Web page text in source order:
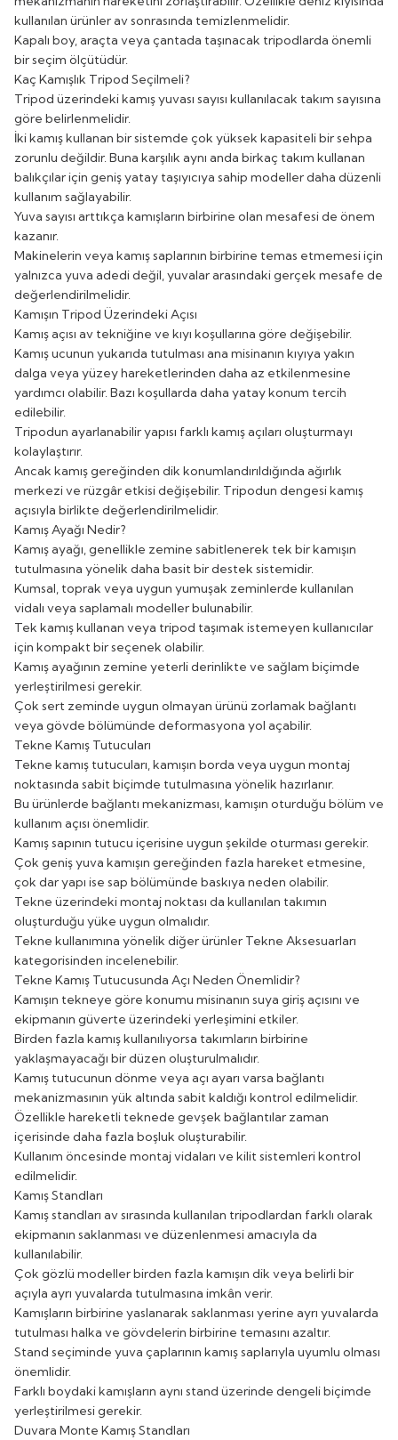
kullanılan ürünler av sonrasında temizlenmelidir.
Kapalı boy, araçta veya çantada taşınacak tripodlarda önemli
bir seçim ölçütüdür.
Kaç Kamışlık Tripod Seçilmeli?
Tripod üzerindeki kamış yuvası sayısı kullanılacak takım sayısına
göre belirlenmelidir.
İki kamış kullanan bir sistemde çok yüksek kapasiteli bir sehpa
zorunlu değildir. Buna karşılık aynı anda birkaç takım kullanan
balıkçılar için geniş yatay taşıyıcıya sahip modeller daha düzenli
kullanım sağlayabilir.
Yuva sayısı arttıkça kamışların birbirine olan mesafesi de önem
kazanır.
Makinelerin veya kamış saplarının birbirine temas etmemesi için
yalnızca yuva adedi değil, yuvalar arasındaki gerçek mesafe de
değerlendirilmelidir.
Kamışın Tripod Üzerindeki Açısı
Kamış açısı av tekniğine ve kıyı koşullarına göre değişebilir.
Kamış ucunun yukarıda tutulması ana misinanın kıyıya yakın
dalga veya yüzey hareketlerinden daha az etkilenmesine
yardımcı olabilir. Bazı koşullarda daha yatay konum tercih
edilebilir.
Tripodun ayarlanabilir yapısı farklı kamış açıları oluşturmayı
kolaylaştırır.
Ancak kamış gereğinden dik konumlandırıldığında ağırlık
merkezi ve rüzgâr etkisi değişebilir. Tripodun dengesi kamış
açısıyla birlikte değerlendirilmelidir.
Kamış Ayağı Nedir?
Kamış ayağı, genellikle zemine sabitlenerek tek bir kamışın
tutulmasına yönelik daha basit bir destek sistemidir.
Kumsal, toprak veya uygun yumuşak zeminlerde kullanılan
vidalı veya saplamalı modeller bulunabilir.
Tek kamış kullanan veya tripod taşımak istemeyen kullanıcılar
için kompakt bir seçenek olabilir.
Kamış ayağının zemine yeterli derinlikte ve sağlam biçimde
yerleştirilmesi gerekir.
Çok sert zeminde uygun olmayan ürünü zorlamak bağlantı
veya gövde bölümünde deformasyona yol açabilir.
Tekne Kamış Tutucuları
Tekne kamış tutucuları, kamışın borda veya uygun montaj
noktasında sabit biçimde tutulmasına yönelik hazırlanır.
Bu ürünlerde bağlantı mekanizması, kamışın oturduğu bölüm ve
kullanım açısı önemlidir.
Kamış sapının tutucu içerisine uygun şekilde oturması gerekir.
Çok geniş yuva kamışın gereğinden fazla hareket etmesine,
çok dar yapı ise sap bölümünde baskıya neden olabilir.
Tekne üzerindeki montaj noktası da kullanılan takımın
oluşturduğu yüke uygun olmalıdır.
Tekne kullanımına yönelik diğer ürünler Tekne Aksesuarları
kategorisinden incelenebilir.
Tekne Kamış Tutucusunda Açı Neden Önemlidir?
Kamışın tekneye göre konumu misinanın suya giriş açısını ve
ekipmanın güverte üzerindeki yerleşimini etkiler.
Birden fazla kamış kullanılıyorsa takımların birbirine
yaklaşmayacağı bir düzen oluşturulmalıdır.
Kamış tutucunun dönme veya açı ayarı varsa bağlantı
mekanizmasının yük altında sabit kaldığı kontrol edilmelidir.
Özellikle hareketli teknede gevşek bağlantılar zaman
içerisinde daha fazla boşluk oluşturabilir.
Kullanım öncesinde montaj vidaları ve kilit sistemleri kontrol
edilmelidir.
Kamış Standları
Kamış standları av sırasında kullanılan tripodlardan farklı olarak
ekipmanın saklanması ve düzenlenmesi amacıyla da
kullanılabilir.
Çok gözlü modeller birden fazla kamışın dik veya belirli bir
açıyla ayrı yuvalarda tutulmasına imkân verir.
Kamışların birbirine yaslanarak saklanması yerine ayrı yuvalarda
tutulması halka ve gövdelerin birbirine temasını azaltır.
Stand seçiminde yuva çaplarının kamış saplarıyla uyumlu olması
önemlidir.
Farklı boydaki kamışların aynı stand üzerinde dengeli biçimde
yerleştirilmesi gerekir.
Duvara Monte Kamış Standları